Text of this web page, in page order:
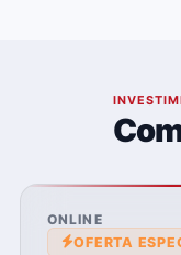
ONLINE
OFERTA